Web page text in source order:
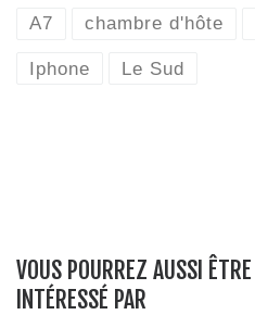
A7 chambre d'hôte
Iphone Le Sud
VOUS POURREZ AUSSI ÊTRE
INTÉRESSÉ PAR